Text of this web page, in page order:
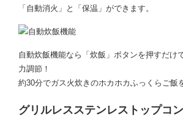
「自動消火」と「保温」ができます。
自動炊飯機能なら「炊飯」ボタンを押すだけ
力調節！
約30分でガス火炊きのホカホカふっくらご飯
グリルレスステンレストップコ